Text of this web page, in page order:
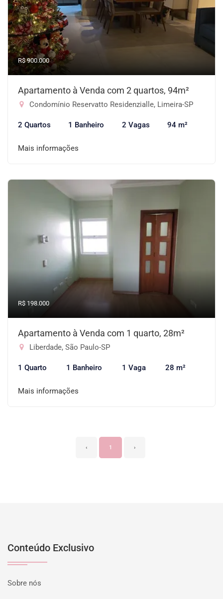
R$ 900.000
Apartamento à Venda com 2 quartos, 94m²
Condomínio Reservatto Residenzialle, Limeira-SP
2 Quartos 1 Banheiro 2 Vagas 94 m²
Mais informações
R$ 198.000
Apartamento à Venda com 1 quarto, 28m²
Liberdade, São Paulo-SP
1 Quarto 1 Banheiro 1 Vaga 28 m²
Mais informações
‹ 1 ›
Conteúdo Exclusivo
Sobre nós